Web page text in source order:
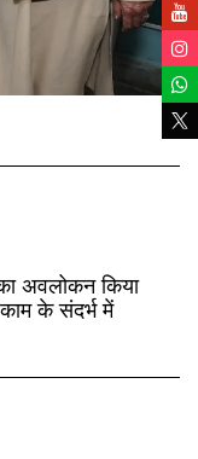
अवलोकन किया
के संदर्भ में